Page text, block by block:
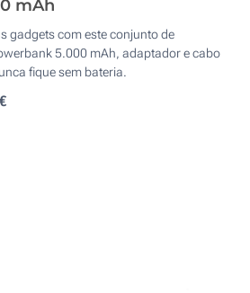
mAh
gadgets com este conjunto de
5.000 mAh, adaptador e cabo
fique sem bateria.